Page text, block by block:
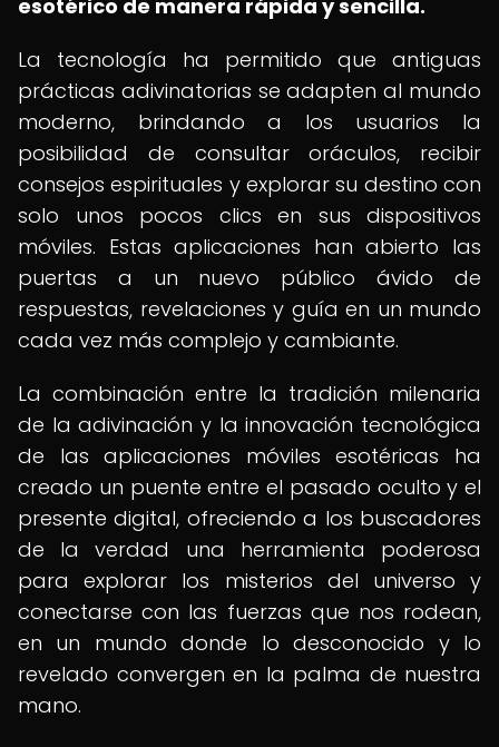
esotérico de manera rápida y sencilla.
La tecnología ha permitido que antiguas
prácticas adivinatorias se adapten al mundo
moderno, brindando a los usuarios la
posibilidad de consultar oráculos, recibir
consejos espirituales y explorar su destino con
solo unos pocos clics en sus dispositivos
móviles. Estas aplicaciones han abierto las
puertas a un nuevo público ávido de
respuestas, revelaciones y guía en un mundo
cada vez más complejo y cambiante.
La combinación entre la tradición milenaria
de la adivinación y la innovación tecnológica
de las aplicaciones móviles esotéricas ha
creado un puente entre el pasado oculto y el
presente digital, ofreciendo a los buscadores
de la verdad una herramienta poderosa
para explorar los misterios del universo y
conectarse con las fuerzas que nos rodean,
en un mundo donde lo desconocido y lo
revelado convergen en la palma de nuestra
mano.